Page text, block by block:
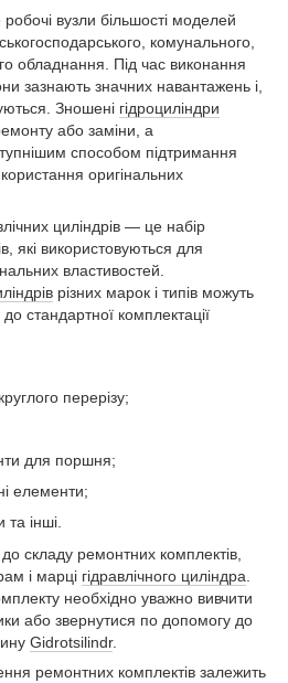
вузли більшості моделей
комунального,
обладнання. Під час виконання
зазнають значних навантажень і,
Зношені гідроциліндри
або заміни, а
способом підтримання
оригінальних
циліндрів — це набір
які використовуються для
властивостей.
різних марок і типів можуть
стандартної комплектації
перерізу;
для поршня;
елементи;
інші.
складу ремонтних комплектів,
і марці гідравлічного циліндра
необхідно уважно вивчити
або звернутися по допомогу до
Gidrotsilindr.
ремонтних комплектів залежить